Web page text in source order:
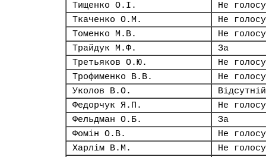
Тищенко О.І.
Не
Ткаченко О.М.
Не
Томенко М.В.
Не
Трайдук М.Ф.
За
Третьяков О.Ю.
Не
Трофименко В.В.
Не
Уколов В.О.
Відсутній
Федорчук Я.П.
Не
Фельдман О.Б.
За
Фомін О.В.
Не
Харлім В.М.
Не